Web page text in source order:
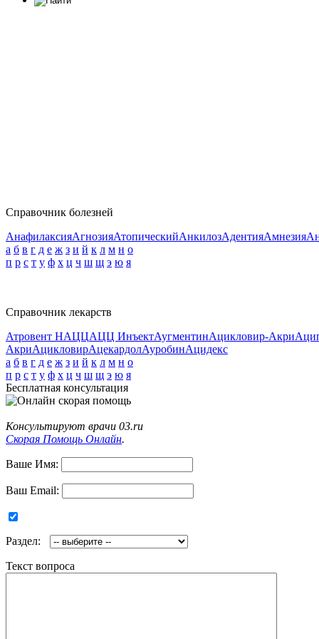
Справочник болезней
АнафилаксияАгнозияАтопическийАнкилозАдентияАмнезия
а б в г д е ж з и й к л м н о
п р с т у ф х ц ч ш щ э ю я
Справочник лекарств
Атровент НАЦЦАЦЦ ИнъектАугментинАцикловир-Акри
АкриАцикловирАцекардолАуробинАцидекс
а б в г д е ж з и й к л м н о
п р с т у ф х ц ч ш щ э ю я
Бесплатная консультация
Консультируют врачи 03.ru
Скорая Помощь Онлайн.
Ваше Имя:
Ваш Email:
Раздел:
Текст вопроса